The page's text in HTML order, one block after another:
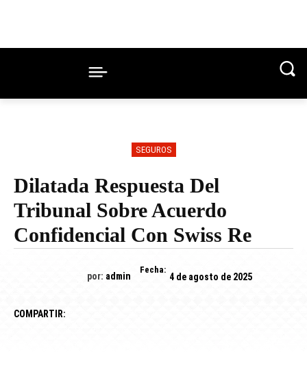
SEGUROS
Dilatada Respuesta Del
Tribunal Sobre Acuerdo
Confidencial Con Swiss Re
por: admin
Fecha:
4 de agosto de 2025
COMPARTIR: